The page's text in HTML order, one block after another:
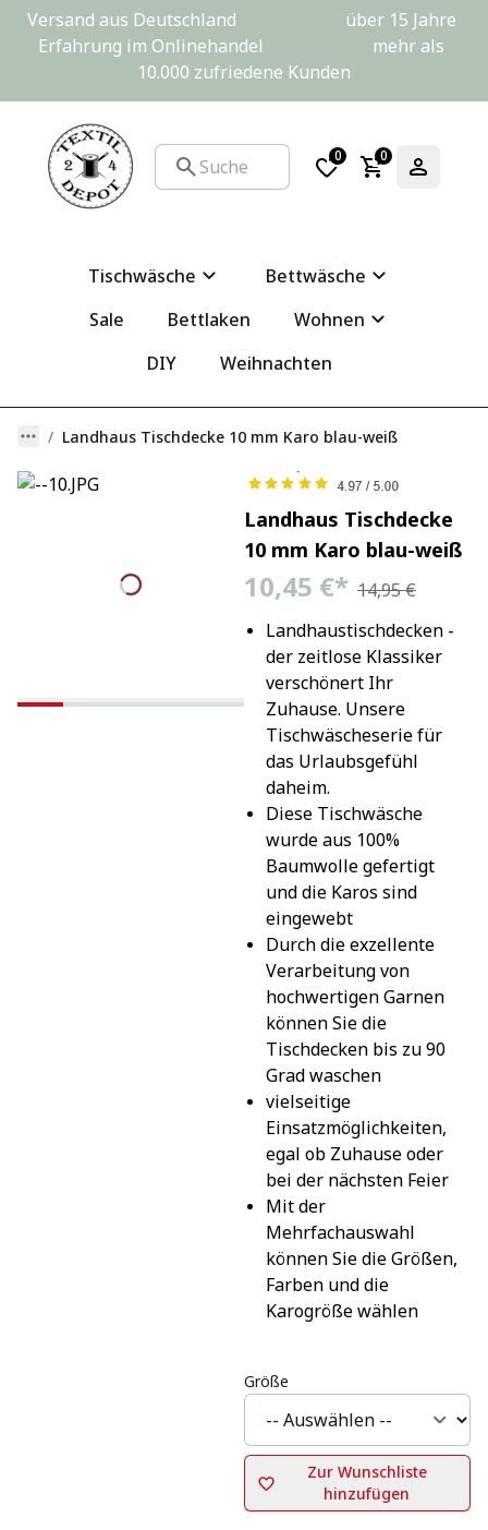
Versand aus Deutschland                         über 15 Jahre
Erfahrung im Onlinehandel                         mehr als
10.000 zufriedene Kunden
0 0
Tischwäsche
Bettwäsche
Sale
Bettlaken
Wohnen
DIY
Weihnachten
Landhaus Tischdecke 10 mm Karo blau-weiß
Landhaus Tischdecke
10 mm Karo blau-weiß
10,45 €* 14,95 €
Landhaustischdecken -
der zeitlose Klassiker
verschönert Ihr
Zuhause. Unsere
Tischwäscheserie für
das Urlaubsgefühl
daheim.
Diese Tischwäsche
wurde aus 100%
Baumwolle gefertigt
und die Karos sind
eingewebt
Durch die exzellente
Verarbeitung von
hochwertigen Garnen
können Sie die
Tischdecken bis zu 90
Grad waschen
vielseitige
Einsatzmöglichkeiten,
egal ob Zuhause oder
bei der nächsten Feier
Mit der
Mehrfachauswahl
können Sie die Größen,
Farben und die
Karogröße wählen
Größe
Zur Wunschliste
hinzufügen